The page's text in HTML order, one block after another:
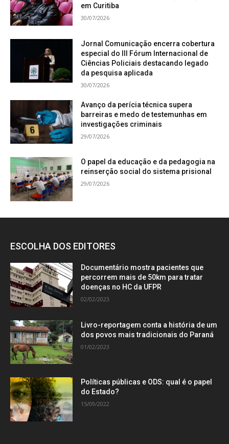
em Curitiba
30/07/2026
Jornal Comunicação encerra cobertura
especial do III Fórum Internacional de
Ciências Policiais destacando legado
da pesquisa aplicada
30/07/2026
Avanço da perícia técnica supera
barreiras e medo de testemunhas em
investigações criminais
29/07/2026
O papel da educação e da pedagogia na
reinserção social do sistema prisional
29/07/2026
ESCOLHA DOS EDITORES
Documentário mostra pacientes que
percorrem mais de 50km para tratar
doenças no HC da UFPR
02/02/2023
Livro-reportagem conta a história de um
dos povos mais tradicionais do Paraná
01/02/2023
Políticas públicas e ODS: qual é o papel
do Estado?
15/09/2022